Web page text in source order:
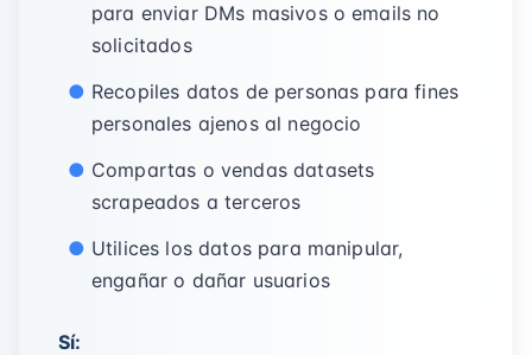
para enviar DMs masivos o emails no
solicitados
Recopiles datos de personas para fines
personales ajenos al negocio
Compartas o vendas datasets
scrapeados a terceros
Utilices los datos para manipular,
engañar o dañar usuarios
Sí: